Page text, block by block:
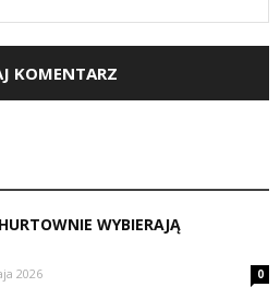
WYBIERAJĄ
2026 0